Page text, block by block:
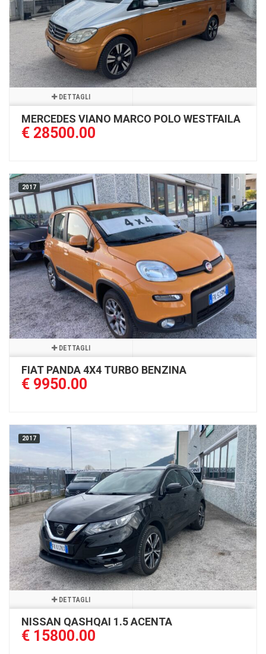
DETTAGLI
MERCEDES VIANO MARCO POLO WESTFAILA
€ 28500.00
2017
DETTAGLI
FIAT PANDA 4X4 TURBO BENZINA
€ 9950.00
2017
DETTAGLI
NISSAN QASHQAI 1.5 ACENTA
€ 15800.00